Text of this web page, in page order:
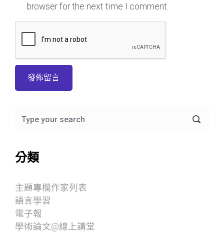
browser for the next time I comment.
分類
主題專欄作家列表
語言學習
電子報
學術論文@線上講堂